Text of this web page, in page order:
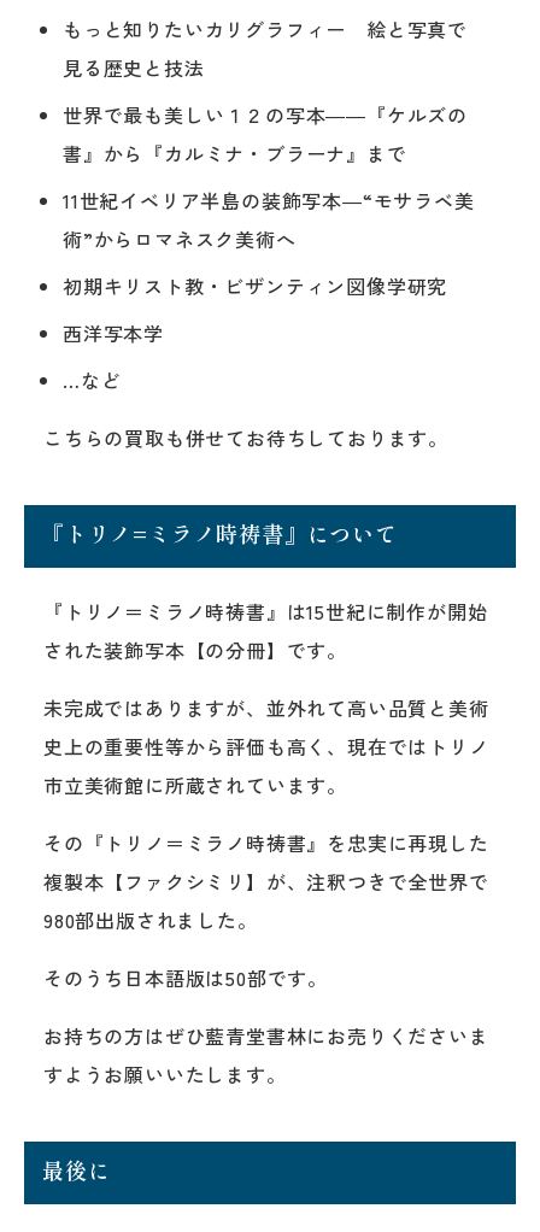
もっと知りたいカリグラフィー 絵と写真で
見る歴史と技法
世界で最も美しい１２の写本――『ケルズの
書』から『カルミナ・ブラーナ』まで
11世紀イベリア半島の装飾写本―“モサラベ美
術”からロマネスク美術へ
初期キリスト教・ビザンティン図像学研究
西洋写本学
…など
こちらの買取も併せてお待ちしております。
『トリノ=ミラノ時祷書』について
『トリノ＝ミラノ時祷書』は15世紀に制作が開始
された装飾写本【の分冊】です。
未完成ではありますが、並外れて高い品質と美術
史上の重要性等から評価も高く、現在ではトリノ
市立美術館に所蔵されています。
その『トリノ＝ミラノ時祷書』を忠実に再現した
複製本【ファクシミリ】が、注釈つきで全世界で
980部出版されました。
そのうち日本語版は50部です。
お持ちの方はぜひ藍青堂書林にお売りくださいま
すようお願いいたします。
最後に